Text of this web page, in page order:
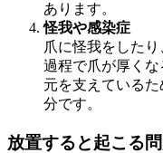
あります。
怪我や感染症
爪に怪我をした
過程で爪が厚く
元を支えている
分です。
放置すると起こる